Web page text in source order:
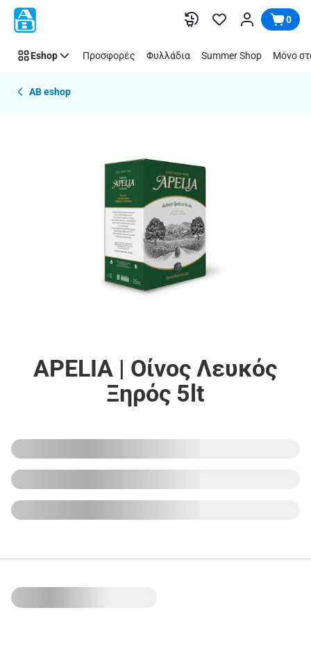
Παράλειψη 0
Eshop Προσφορές Φυλλάδια Summer Shop Μόνο
AB eshop
APELIA | Οίνος Λευκός
Ξηρός 5lt